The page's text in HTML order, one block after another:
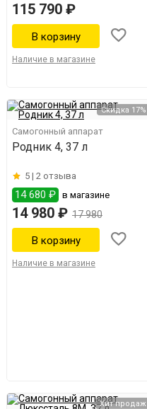
115 790 ₽
Наличие в магазине
Скидка 17%
Самогонный аппарат
Родник 4, 37 л
5 | 2 отзыва
14 680 ₽ в магазине
14 980 ₽ 17 980
Наличие в магазине
Хит продаж